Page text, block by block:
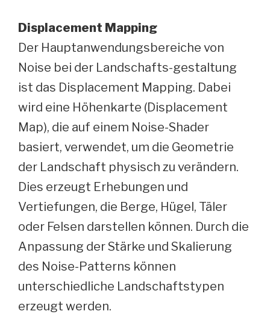
Displacement Mapping
Der Hauptanwendungsbereiche von
Noise bei der Landschafts-gestaltung
ist das Displacement Mapping. Dabei
wird eine Höhenkarte (Displacement
Map), die auf einem Noise-Shader
basiert, verwendet, um die Geometrie
der Landschaft physisch zu verändern.
Dies erzeugt Erhebungen und
Vertiefungen, die Berge, Hügel, Täler
oder Felsen darstellen können. Durch die
Anpassung der Stärke und Skalierung
des Noise-Patterns können
unterschiedliche Landschaftstypen
erzeugt werden.